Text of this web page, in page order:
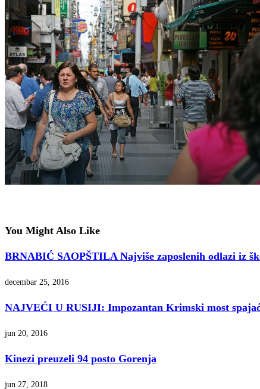
You Might Also Like
BRNABIĆ SAOPŠTILA Najviše zaposlenih odlazi iz
decembar 25, 2016
NAJVEĆI U RUSIJI: Impozantan Krimski most
jun 20, 2016
Kinezi preuzeli 94 posto Gorenja
jun 27, 2018